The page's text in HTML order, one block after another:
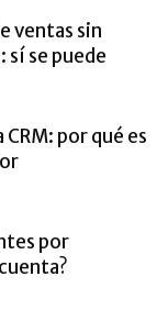
ventas sin
sí se puede
por qué es
por